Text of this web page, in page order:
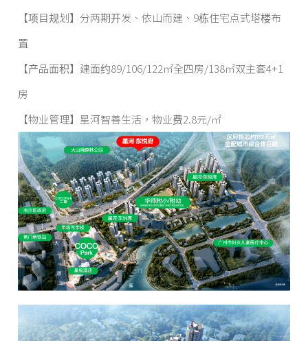
【项目规划】分两期开发、依山而建、9栋住宅点式塔楼布
置
【产品面积】建面约89/106/122㎡全四房/138㎡双主套4+1
房
【物业管理】星河智善生活，物业费2.8元/㎡